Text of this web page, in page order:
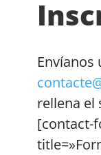
Envíanos
rellena el
[contact-